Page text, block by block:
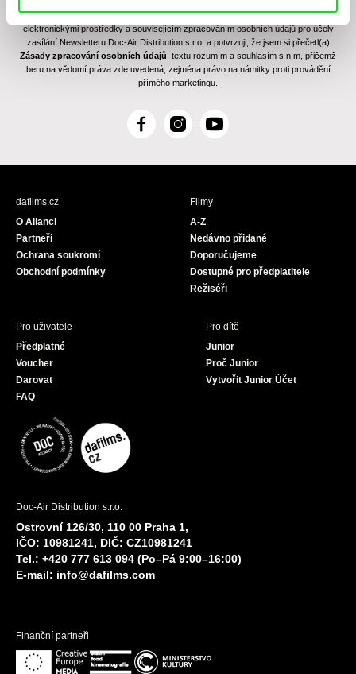
Odesláním registrace k Newsletteru souhlasím se zasíláním obchodních sdělení
elektronickými prostředky a souvisejícím zpracováním osobních údajů pro účely
zasílání Newsletteru Doc-Air Distribution s.r.o. a potvrzuji, že jsem si přečetl(a)
Zásady zpracování osobních údajů , textu rozumím a souhlasím s ním, přičemž
beru na vědomí práva zde uvedená, zejména právo na námitky proti provádění
přímého marketingu.
F
c
I
s
Y
u
dafilms.cz
O Alianci
Partneři
Ochrana soukromí
Obchodní podmínky
Filmy
A-Z
Nedávno přidané
Doporučujeme
Dostupné pro předplatitele
Režiséři
Pro uživatele
Předplatné
Voucher
Darovat
FAQ
Pro dítě
Junior
Proč Junior
Vytvořit Junior Účet
Doc-Air Distribution s.r.o.
Ostrovní 126/30, 110 00 Praha 1,
IČO: 10981241, DIČ: CZ10981241
Tel.: +420 777 613 094 (Po–Pá 9:00–16:00)
E-mail: info@dafilms.com
Finanční partneři